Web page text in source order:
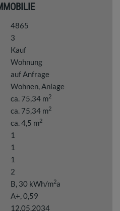
4865
3
Kauf
Wohnung
auf Anfrage
Wohnen Anlage
ca. 75,34 m2
ca. 75,34 m2
ca. 4,5 m2
1
1
1
2
B, 30 kWh/m2a
A+, 0,59
12.05.2034